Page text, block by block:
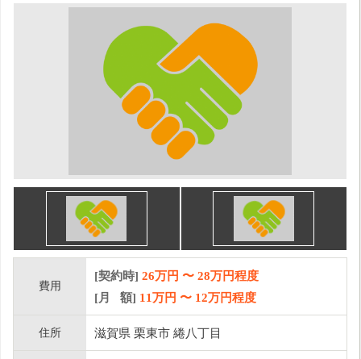
費用
[契約時] 26万円 〜 28万円程度
[月 額] 11万円 〜 12万円程度
住所 滋賀県 栗東市 綣八丁目